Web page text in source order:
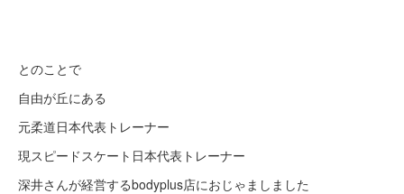
とのことで
自由が丘にある
元柔道日本代表トレーナー
現スピードスケート日本代表トレーナー
深井さんが経営するbodyplus店におじゃましました